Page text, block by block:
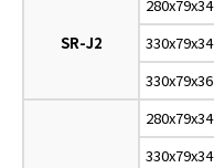
SR-J2
280x79x34
330x79x34
330x79x36
280x79x34
330x79x34